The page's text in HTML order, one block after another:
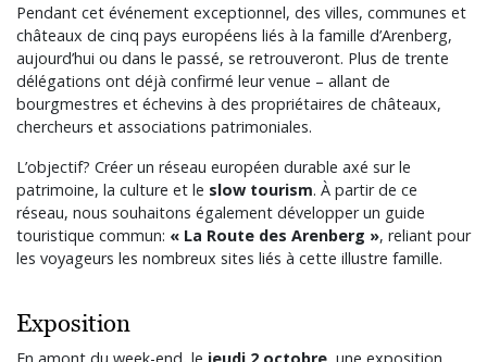
Pendant cet événement exceptionnel, des villes, communes et
châteaux de cinq pays européens liés à la famille d’Arenberg,
aujourd’hui ou dans le passé, se retrouveront. Plus de trente
délégations ont déjà confirmé leur venue – allant de
bourgmestres et échevins à des propriétaires de châteaux,
chercheurs et associations patrimoniales.
L’objectif? Créer un réseau européen durable axé sur le
patrimoine, la culture et le slow tourism. À partir de ce
réseau, nous souhaitons également développer un guide
touristique commun: « La Route des Arenberg », reliant pour
les voyageurs les nombreux sites liés à cette illustre famille.
Exposition